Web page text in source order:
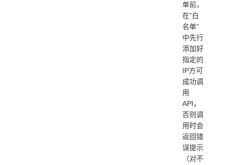
单前，
在“白
名单”
中先行
添加好
指定的
IP方可
成功调
用
API，
否则调
用时会
返回错
误提示
（对不